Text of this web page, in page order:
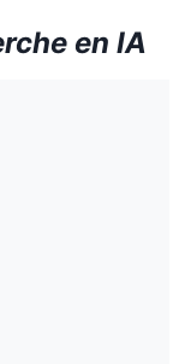
en IA